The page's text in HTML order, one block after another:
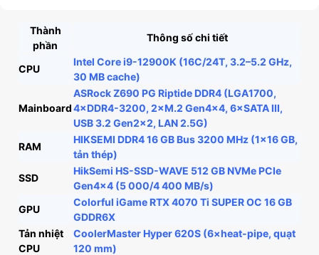
Thành
phần
Thông số chi tiết
CPU
Intel Core i9-12900K (16C/24T, 3.2–5.2 GHz,
30 MB cache)
Mainboard
ASRock Z690 PG Riptide DDR4 (LGA1700,
4×DDR4-3200, 2×M.2 Gen4×4, 6×SATA III,
USB 3.2 Gen2×2, LAN 2.5G)
RAM
HIKSEMI DDR4 16 GB Bus 3200 MHz (1×16 GB,
tản thép)
SSD
HikSemi HS-SSD-WAVE 512 GB NVMe PCIe
Gen4×4 (5 000/4 400 MB/s)
GPU
Colorful iGame RTX 4070 Ti SUPER OC 16 GB
GDDR6X
Tản nhiệt
CPU
CoolerMaster Hyper 620S (6×heat-pipe, quạt
120 mm)